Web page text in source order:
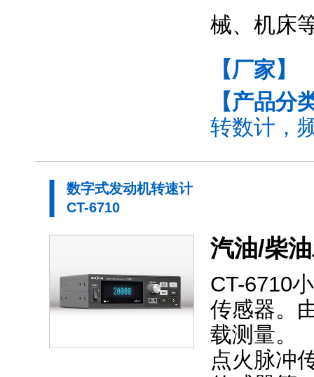
械、机床
【厂家】
【产品分
转数计，
数字式发动机转速计
CT-6710
汽油/柴
CT-6710
传感器。
载测量。
点火脉冲